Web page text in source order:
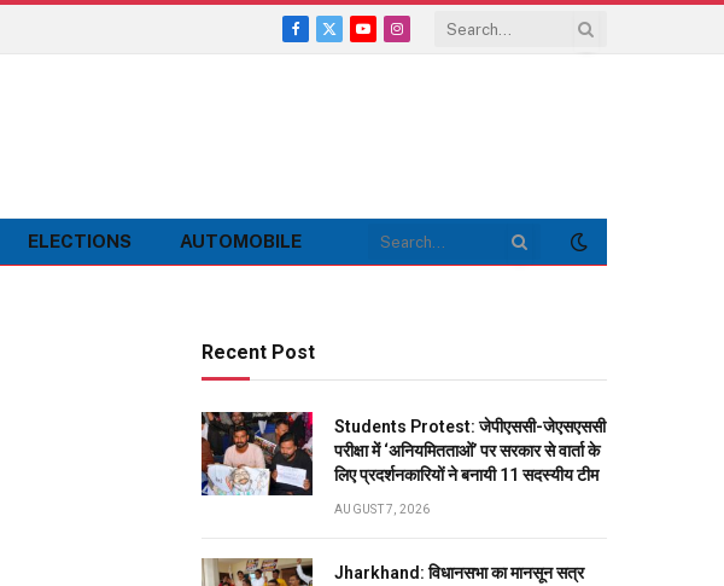
Facebook
X
YouTubeInstagram
ELECTIONS AUTOMOBILE
Recent Post
Students Protest: जेपीएससी-जेएसएससी
परीक्षा में ‘अनियमितताओं’ पर सरकार से वार्ता के
लिए प्रदर्शनकारियों ने बनायी 11 सदस्यीय टीम
AUGUST 7, 2026
Jharkhand: विधानसभा का मानसून सत्र